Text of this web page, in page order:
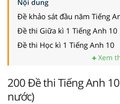
Nội dung
Đề khảo sát đầu năm Tiếng
Đề thi Giữa kì 1 Tiếng Anh 10
Đề thi Học kì 1 Tiếng Anh 10
Xem
200 Đề thi Tiếng Anh
nước)